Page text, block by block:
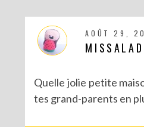
AOÛT 29,
Quelle jolie petite
tes grand-parents en